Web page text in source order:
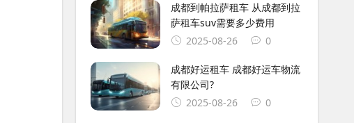
成都到帕拉萨租车 从成都到拉
萨租车suv需要多少费用
2025-08-26
0
成都好运租车 成都好运车物流
有限公司?
2025-08-26
0